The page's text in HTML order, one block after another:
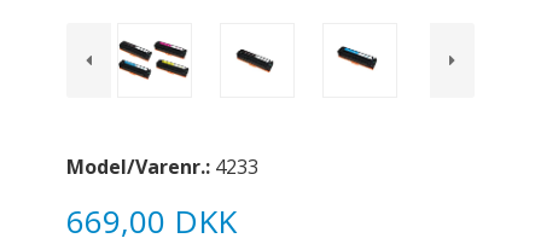
Model/Varenr.: 4233
669,00 DKK